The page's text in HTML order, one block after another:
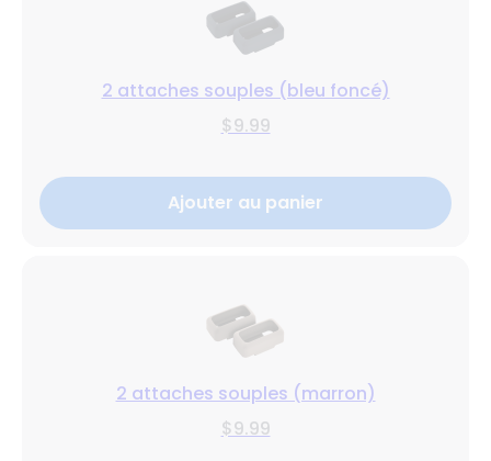
2 attaches souples (bleu foncé)
$9.99
Ajouter au panier
2 attaches souples (marron)
$9.99